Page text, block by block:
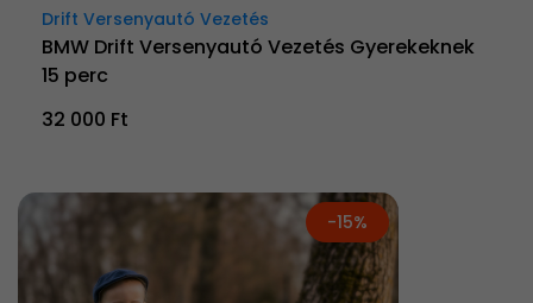
Drift Versenyautó Vezetés
BMW Drift Versenyautó Vezetés Gyerekeknek
15 perc
32 000 Ft
-15%